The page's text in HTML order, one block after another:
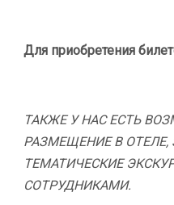
Для приобретения
ТАКЖЕ У НАС ЕСТЬ
РАЗМЕЩЕНИЕ В
ТЕМАТИЧЕСКИЕ
СОТРУДНИКАМИ.